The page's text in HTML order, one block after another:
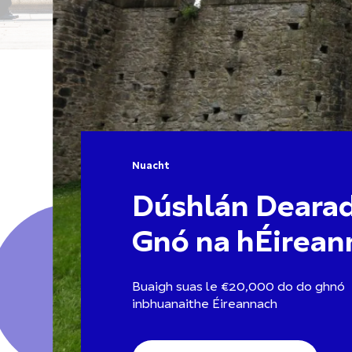
Nuacht
Dúshlán
Gnó na
Buaigh suas le €20,000 do do ghnó
inbhuanaithe Éireannach